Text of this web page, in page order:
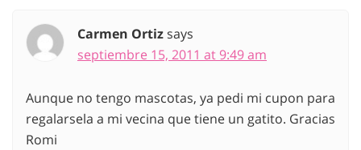
Carmen Ortizsays
septiembre 15, 2011 at 9:49 am
Aunque no tengo mascotas, ya pedi mi cupon para
regalarsela a mi vecina que tiene un gatito. Gracias
Romi